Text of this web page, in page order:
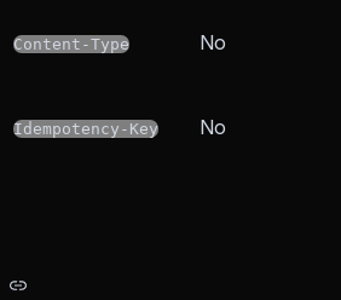
Content-Type No
Idempotency-Key No